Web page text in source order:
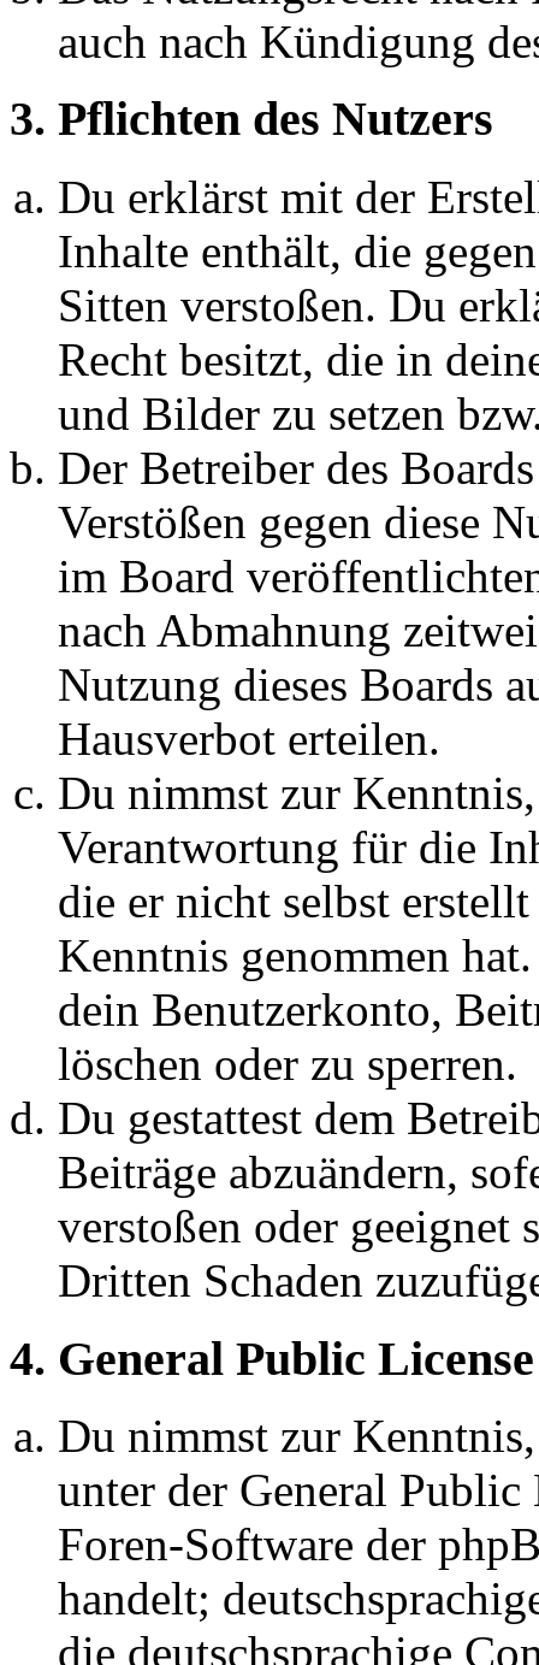
auch nach Kündigung
3. Pflichten des Nutzers
Du erklärst mit der
Inhalte enthält, die
Sitten verstoßen. Du
Recht besitzt, die in
und Bilder zu setzen
Der Betreiber des
Verstößen gegen diese
im Board
nach Abmahnung
Nutzung dieses Boards
Hausverbot erteilen.
Du nimmst zur
Verantwortung für die
die er nicht selbst
Kenntnis genommen
dein Benutzerkonto,
löschen oder zu sperren.
Du gestattest dem
Beiträge abzuändern,
verstoßen oder geeignet
Dritten Schaden
4. General Public License
Du nimmst zur
unter der General
Foren-Software der
handelt;
die deutschsprachige